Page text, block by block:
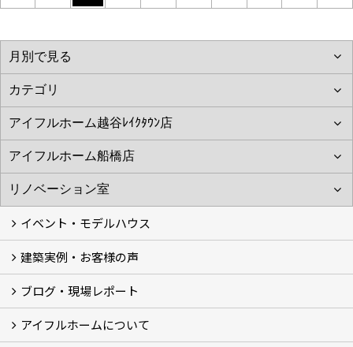
イベント・モデルハウス
イベント
モデルハウス見学
建築実例・お客様の声
建築実例
お客様の声
ブログ・現場レポート
ブログ
現場レポート
アイフルホームについて